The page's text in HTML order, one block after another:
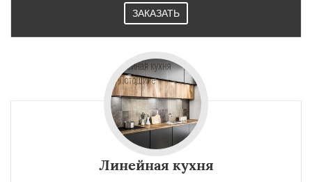
ЗАКАЗАТЬ
Линейная кухня